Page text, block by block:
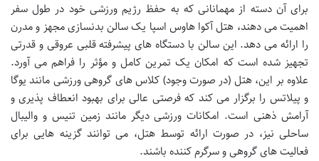
برای آن دسته از مهمانانی که به حفظ رژیم ورزشی خود در طول سفر
اهمیت می دهند، هتل آکوا هاوس اسپا یک سالن بدنسازی مجهز و مدرن
را ارائه می دهد. این سالن با دستگاه های پیشرفته قلبی عروقی و قدرتی
تجهیز شده است که امکان یک تمرین کامل و مؤثر را فراهم می آورد.
علاوه بر این، هتل (در صورت وجود) کلاس های گروهی ورزشی مانند یوگا
و پیلاتس را برگزار می کند که فرصتی عالی برای بهبود انعطاف پذیری و
آرامش ذهنی است. امکانات ورزشی دیگر مانند زمین تنیس و والیبال
ساحلی نیز، در صورت ارائه توسط هتل، می توانند گزینه هایی برای
فعالیت های گروهی و سرگرم کننده باشند.